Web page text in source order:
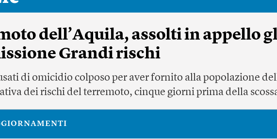
dell’Aquila, assolti in appello
Grandi rischi
di omicidio colposo per aver fornito alla popolazione
dei rischi del terremoto, cinque giorni prima della